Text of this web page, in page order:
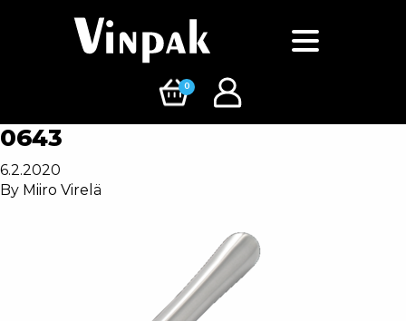
0
0643
6.2.2020
By Miiro Virelä